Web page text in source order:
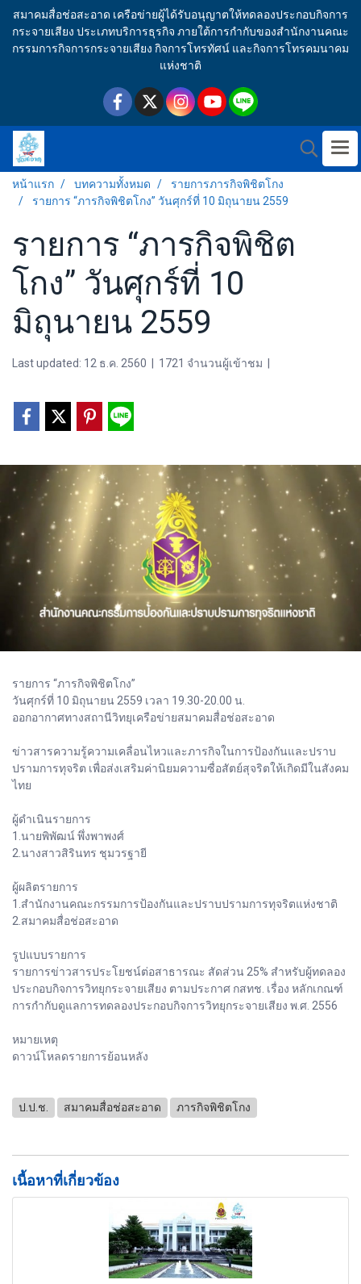
สมาคมสื่อช่อสะอาด เครือข่ายผู้ได้รับอนุญาตให้ทดลองประกอบกิจการ
กระจายเสียง ประเภทบริการธุรกิจ ภายใต้การกำกับของสำนักงานคณะ
กรรมการกิจการกระจายเสียง กิจการโทรทัศน์ และกิจการโทรคมนาคม
แห่งชาติ
หน้าแรก บทความทั้งหมด
รายการภารกิจพิชิตโกง
รายการ “ภารกิจพิชิตโกง” วันศุกร์ที่ 10 มิถุนายน 2559
รายการ “ภารกิจพิชิต
โกง” วันศุกร์ที่ 10
มิถุนายน 2559
Last updated: 12 ธ.ค. 2560 1721 จำนวนผู้เข้าชม
รายการ “ภารกิจพิชิตโกง”
วันศุกร์ที่ 10 มิถุนายน 2559 เวลา 19.30-20.00 น.
ออกอากาศทางสถานีวิทยุเครือข่ายสมาคมสื่อช่อสะอาด
ข่าวสารความรู้ความเคลื่อนไหวและภารกิจในการป้องกันและปราบ
ปรามการทุจริต เพื่อส่งเสริมค่านิยมความซื่อสัตย์สุจริตให้เกิดมีในสังคม
ไทย
ผู้ดำเนินรายการ
1.นายพิพัฒน์ พึ่งพาพงศ์
2.นางสาวสิรินทร ชุมวรฐายี
ผู้ผลิตรายการ
1.สำนักงานคณะกรรมการป้องกันและปราบปรามการทุจริตแห่งชาติ
2.สมาคมสื่อช่อสะอาด
รูปแบบรายการ
รายการข่าวสารประโยชน์ต่อสาธารณะ สัดส่วน 25% สำหรับผู้ทดลอง
ประกอบกิจการวิทยุกระจายเสียง ตามประกาศ กสทช. เรื่อง หลักเกณฑ์
การกำกับดูแลการทดลองประกอบกิจการวิทยุกระจายเสียง พ.ศ. 2556
หมายเหตุ
ดาวน์โหลดรายการย้อนหลัง
ป.ป.ช. สมาคมสื่อช่อสะอาด ภารกิจพิชิตโกง
เนื้อหาที่เกี่ยวข้อง